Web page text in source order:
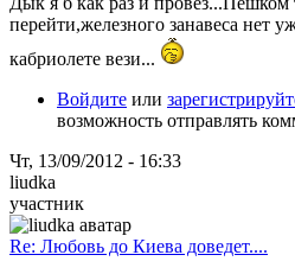
перейти,железного занавеса нет
кабриолете вези...
Войдите или
возможность отправлять
Чт, 13/09/2012 - 16:33
liudka
участник
Re: Любовь до Киева доведет....